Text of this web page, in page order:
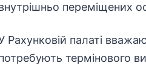
переміщених
Рахунковій палаті
термінового